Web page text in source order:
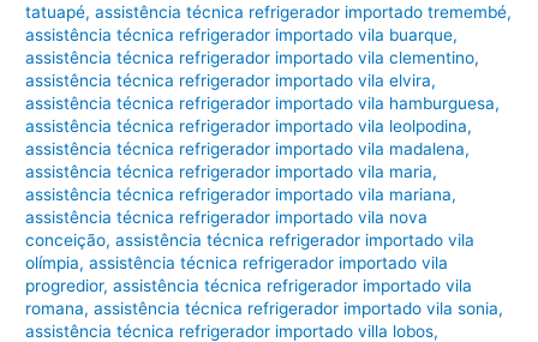
tatuapé,assistência técnica refrigerador importado tremembé,
assistência técnica refrigerador importado vila buarque,
assistência técnica refrigerador importado vila clementino,
assistência técnica refrigerador importado vila elvira,
assistência técnica refrigerador importado vila hamburguesa,
assistência técnica refrigerador importado vila leolpodina,
assistência técnica refrigerador importado vila madalena,
assistência técnica refrigerador importado vila maria,
assistência técnica refrigerador importado vila mariana,
assistência técnica refrigerador importado vila nova
conceição,assistência técnica refrigerador importado vila
olímpia,assistência técnica refrigerador importado vila
progredior,assistência técnica refrigerador importado vila
romana,assistência técnica refrigerador importado vila sonia,
assistência técnica refrigerador importado villa lobos,